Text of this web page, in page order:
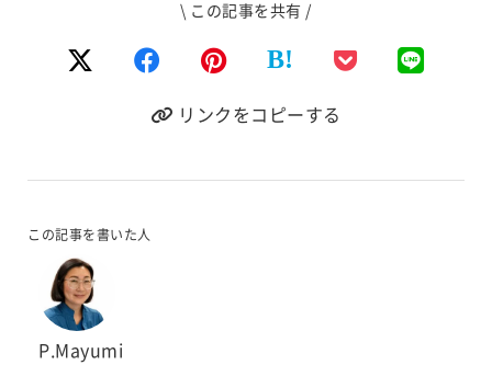
\ この記事を共有 /
B!
リンクをコピーする
この記事を書いた人
P.Mayumi